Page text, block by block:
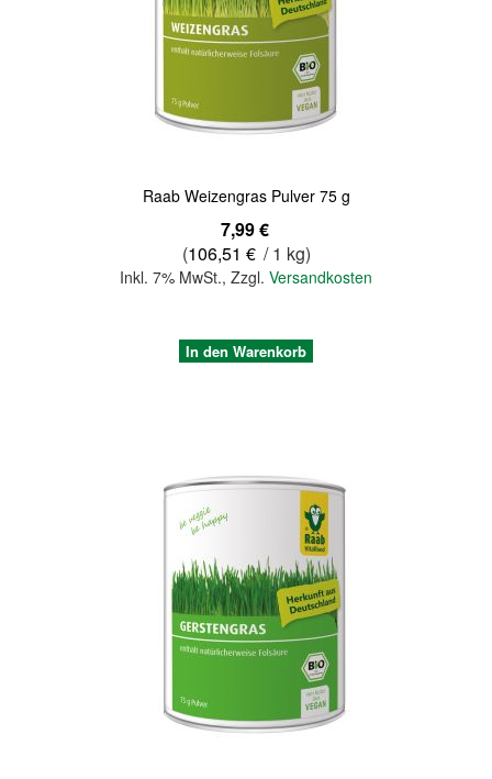
Raab Weizengras Pulver 75 g
7,99 €
(106,51 € / 1 kg)
Inkl. 7% MwSt., Zzgl. Versandkosten
In den Warenkorb